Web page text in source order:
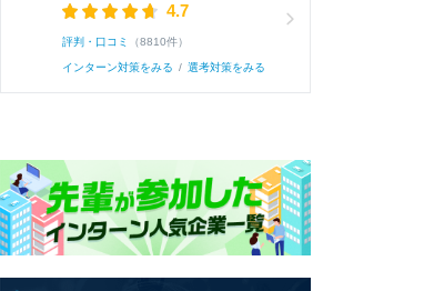
4.7
評判・口コミ （8810件）
インターン対策をみる / 選考対策をみる